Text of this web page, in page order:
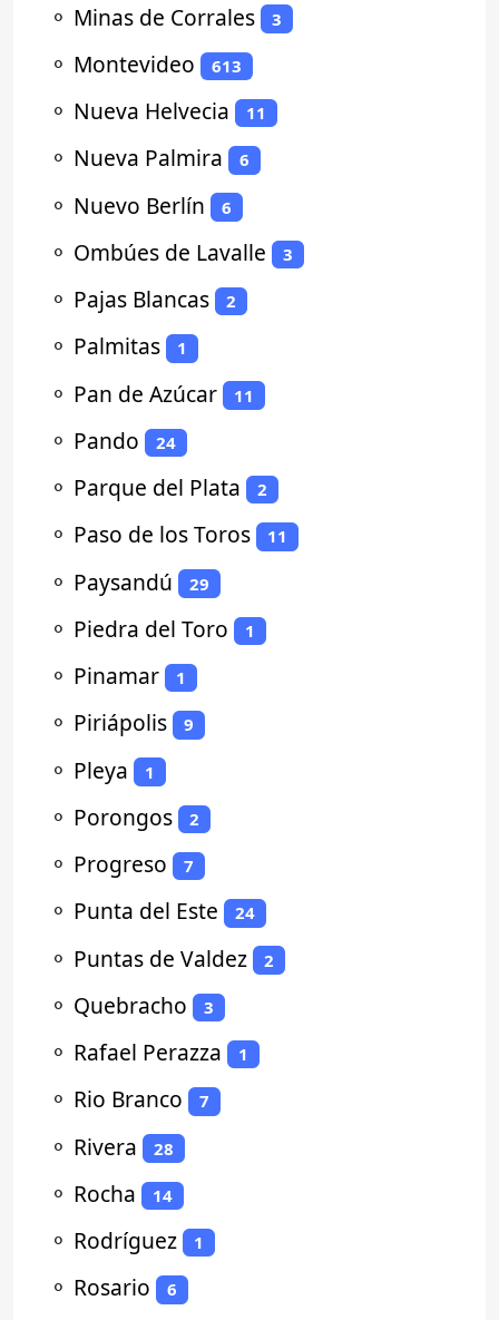
⚬ Minas de Corrales 3
⚬ Montevideo 613
⚬ Nueva Helvecia 11
⚬ Nueva Palmira 6
⚬ Nuevo Berlín 6
⚬ Ombúes de Lavalle 3
⚬ Pajas Blancas 2
⚬ Palmitas 1
⚬ Pan de Azúcar 11
⚬ Pando 24
⚬ Parque del Plata 2
⚬ Paso de los Toros 11
⚬ Paysandú 29
⚬ Piedra del Toro 1
⚬ Pinamar 1
⚬ Piriápolis 9
⚬ Pleya 1
⚬ Porongos 2
⚬ Progreso 7
⚬ Punta del Este 24
⚬ Puntas de Valdez 2
⚬ Quebracho 3
⚬ Rafael Perazza 1
⚬ Rio Branco 7
⚬ Rivera 28
⚬ Rocha 14
⚬ Rodríguez 1
⚬ Rosario 6